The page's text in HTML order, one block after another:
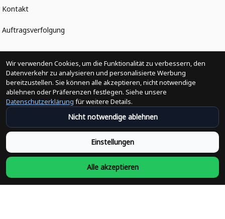
Kontakt
Auftragsverfolgung
Politiken
Änderungen der Bestellung
Versandpolitik
Rückerstattungsrichtlinie
Rückgabepolitik
Wir verwenden Cookies, um die Funktionalität zu verbessern, den
Datenverkehr zu analysieren und personalisierte Werbung
bereitzustellen. Sie können alle akzeptieren, nicht notwendige
ablehnen oder Präferenzen festlegen. Siehe unsere
Datenschutzerklärung für weitere Details.
Nicht notwendige ablehnen
Einstellungen
Alle akzeptieren